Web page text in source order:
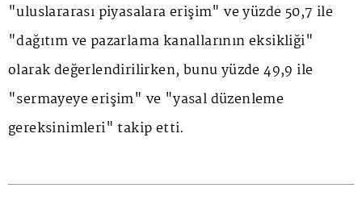
"uluslararası piyasalara erişim" ve yüzde 50,7 ile
"dağıtım ve pazarlama kanallarının eksikliği"
olarak değerlendirilirken, bunu yüzde 49,9 ile
"sermayeye erişim" ve "yasal düzenleme
gereksinimleri" takip etti.